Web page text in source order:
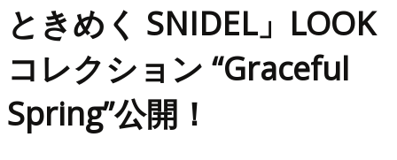
ときめく SNIDEL」LOOK
コレクション “Graceful
Spring”公開！